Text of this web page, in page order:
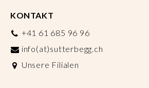
KONTAKT
+41 61 685 96 96
info(at)sutterbegg.ch
Unsere Filialen